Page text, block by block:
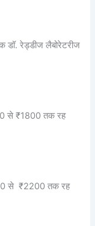
रेड्डीज लैबोरेटरीज
से ₹1800 तक रह
से ₹2200 तक रह